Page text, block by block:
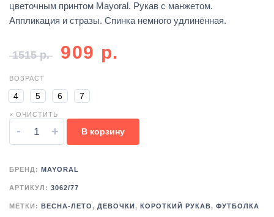
цветочным принтом Mayoral. Рукав с манжетом.
Аппликация и стразы. Спинка немного удлинённая.
1515р. 909 р.
ВОЗРАСТ
4 5 6 7
× ОЧИСТИТЬ
- + В корзину
БРЕНД: MAYORAL
АРТИКУЛ: 3062/77
МЕТКИ: ВЕСНА-ЛЕТО, ДЕВОЧКИ , КОРОТКИЙ РУКАВ, ФУТБОЛКА